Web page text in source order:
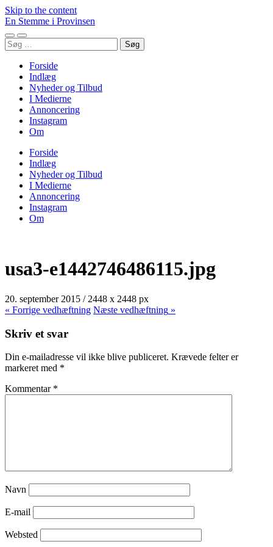
Skip to the content
En Stemme i Provinsen
Toggle
mobile
Toggle
search
Søg
efter:
Forside
Indlæg
Nyheder og Tilbud
I Medierne
Annoncering
Instagram
Om
Forside
Indlæg
Nyheder og Tilbud
I Medierne
Annoncering
Instagram
Om
usa3-e1442746486115.jpg
20. september 2015 / 2448 x 2448 px
« Forrige vedhæftning Næste vedhæftning »
Skriv et svar
Din e-mailadresse vil ikke blive publiceret. Krævede felter er
markeret med *
Kommentar *
Navn
E-mail
Websted